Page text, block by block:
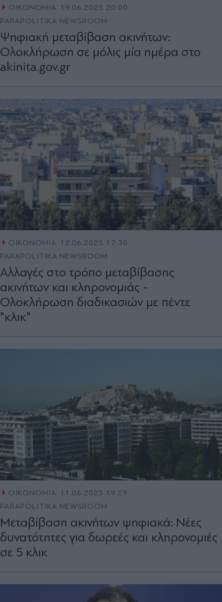
ΟΙΚΟΝΟΜΙΑ 19.06.2025 20:00
PARAPOLITIKA NEWSROOM
Ψηφιακή μεταβίβαση ακινήτων:
Ολοκλήρωση σε μόλις μία ημέρα στο
akinita.gov.gr
ΟΙΚΟΝΟΜΙΑ 12.06.2025 17:30
PARAPOLITIKA NEWSROOM
Αλλαγές στο τρόπο μεταβίβασης
ακινήτων και κληρονομιάς -
Ολοκλήρωση διαδικασιών με πέντε
"κλικ"
ΟΙΚΟΝΟΜΙΑ 11.06.2025 19:29
PARAPOLITIKA NEWSROOM
Μεταβίβαση ακινήτων ψηφιακά: Νέες
δυνατότητες για δωρεές και κληρονομιές
σε 5 κλικ